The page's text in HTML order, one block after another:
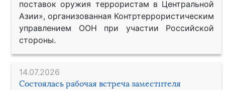
поставок оружия террористам в Центральной
Азии», организованная Контртеррористическим
управлением ООН при участии Российской
стороны.
14.07.2026
Состоялась рабочая встреча заместителя